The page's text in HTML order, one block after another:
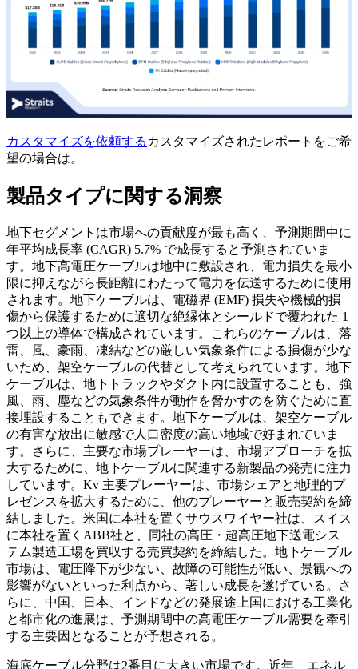
カスタマイズを依頼する カスタマイズされたレポートをご希
望の場合は。
製品タイプに関する洞察
地下セグメントは市場への貢献度が最も高く、予測期間中に
年平均成長率 (CAGR) 5.7% で成長すると予測されていま
す。地下高電圧ケーブルは地中に敷設され、電力損失を最小
限に抑えながら長距離にわたって電力を伝送するために使用
されます。地下ケーブルは、電磁界 (EMF) 損失や機械的損
傷から保護するために適切な絶縁体とシールドで覆われた 1
つ以上の導体で構成されています。これらのケーブルは、落
雷、風、豪雨、凍結などの厳しい気象条件による損傷が少な
いため、架空ケーブルの代替として考えられています。地下
ケーブルは、地下トラックやダクト内に設置することも、強
風、雨、塵などの気象条件が動作を脅かすのを防ぐために直
接埋設することもできます。地下ケーブルは、架空ケーブル
の有害な放出に敏感で人口密度の高い地域で好まれていま
す。さらに、主要な市場プレーヤーは、市場アプローチを拡
大するために、地下ケーブルに関連する新製品の発売に注力
しています。Kv 主要プレーヤーは、市場シェアと地理的プ
レゼンスを拡大するために、他のプレーヤーと販売契約を締
結しました。米国に本社を置くサウスワイヤー社は、スイス
に本社を置くABB社と、同社の高圧・超高圧地下送電シス
テム製造工場を買収する売買契約を締結した。地下ケーブル
市場は、電圧降下が少ない、故障の可能性が低い、景観への
影響がないといった利点から、著しい成長を遂げている。さ
らに、中国、日本、インドなどの発展途上国における工業化
と都市化の進展は、予測期間中の高電圧ケーブル需要を牽引
する主要因となることが予想される。
海底ケーブル分野は2番目に大きい市場です。近年、エネル